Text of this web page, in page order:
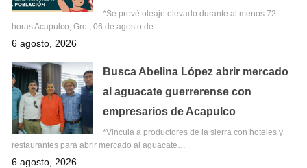
*Se prevé oleaje elevado durante al menos 72
horas Acapulco, Gro., 06 de agosto de…
6 agosto, 2026
Busca Abelina López abrir mercado
al aguacate guerrerense con
empresarios de Acapulco
*Vincula a productores de la sierra con hoteles y
restaurantes para abrir mercado al aguacate…
6 agosto, 2026